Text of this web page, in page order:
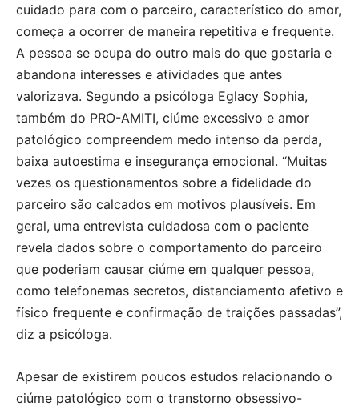
cuidado para com o parceiro, característico do amor,
começa a ocorrer de maneira repetitiva e frequente.
A pessoa se ocupa do outro mais do que gostaria e
abandona interesses e atividades que antes
valorizava. Segundo a psicóloga Eglacy Sophia,
também do PRO-AMITI, ciúme excessivo e amor
patológico compreendem medo intenso da perda,
baixa autoestima e insegurança emocional. “Muitas
vezes os questionamentos sobre a fidelidade do
parceiro são calcados em motivos plausíveis. Em
geral, uma entrevista cuidadosa com o paciente
revela dados sobre o comportamento do parceiro
que poderiam causar ciúme em qualquer pessoa,
como telefonemas secretos, distanciamento afetivo e
físico frequente e confirmação de traições passadas”,
diz a psicóloga.
Apesar de existirem poucos estudos relacionando o
ciúme patológico com o transtorno obsessivo-